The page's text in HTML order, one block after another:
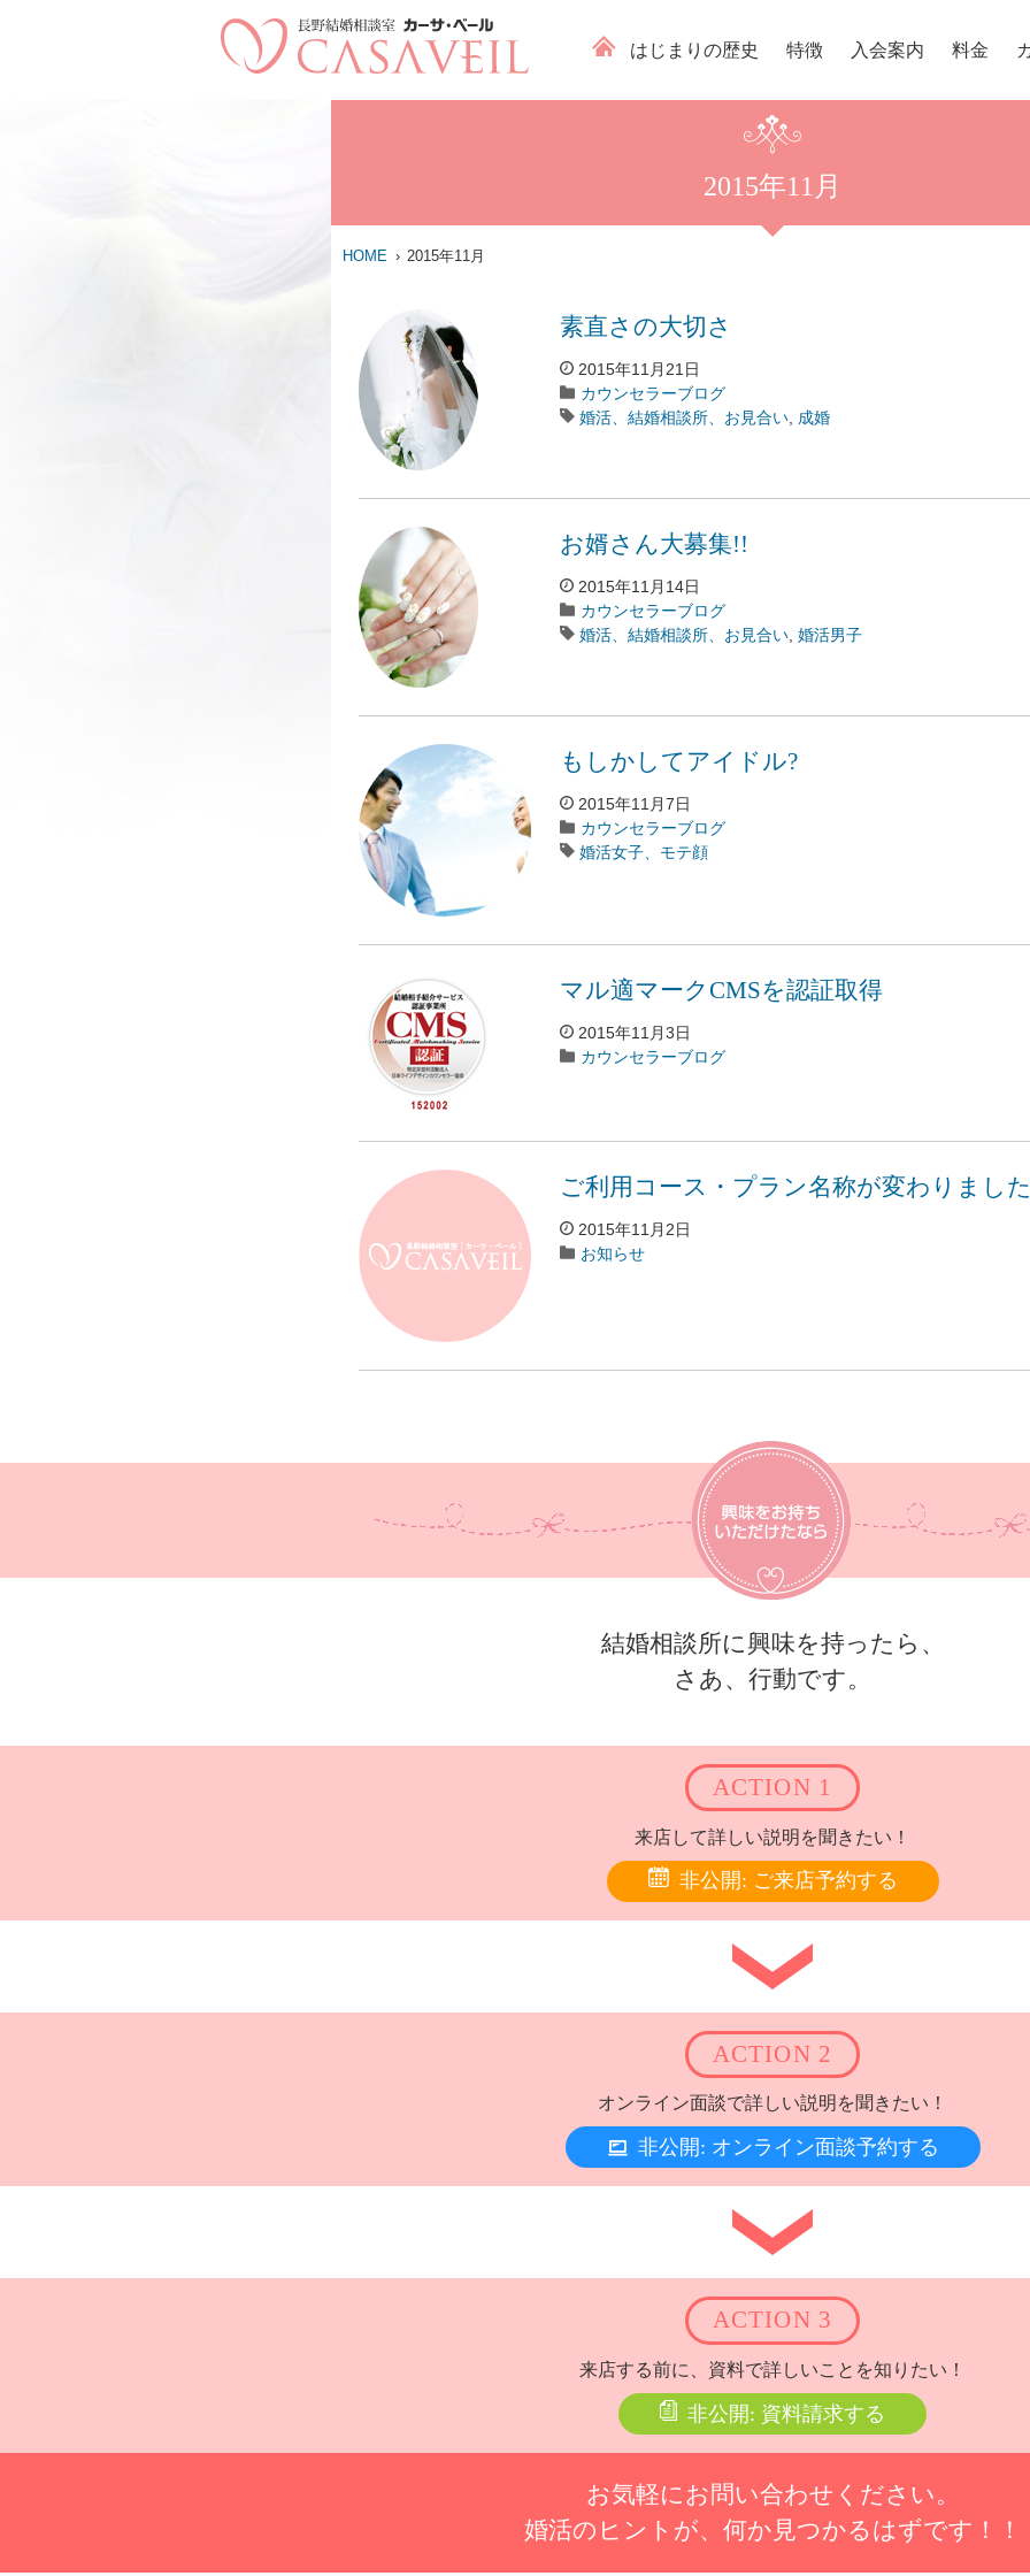
はじまりの歴史 特徴 入会案内 料金
2015年11月
HOME 2015年11月
素直さの大切さ
2015年11月21日
カウンセラーブログ
婚活、結婚相談所、お見合い, 成婚
お婿さん大募集!!
2015年11月14日
カウンセラーブログ
婚活、結婚相談所、お見合い, 婚活男子
もしかしてアイドル?
2015年11月7日
カウンセラーブログ
婚活女子、モテ顔
マル適マークCMSを認証取得
2015年11月3日
カウンセラーブログ
ご利用コース・プラン名称が変わりまし
2015年11月2日
お知らせ
結婚相談所に興味を持ったら、
さあ、行動です。
ACTION 1
来店して詳しい説明を聞きたい！
非公開: ご来店予約する
ACTION 2
オンライン面談で詳しい説明を聞きたい！
非公開: オンライン面談予約する
ACTION 3
来店する前に、資料で詳しいことを知りたい！
非公開: 資料請求する
お気軽にお問い合わせください。
婚活のヒントが、何か見つかるはずです！！